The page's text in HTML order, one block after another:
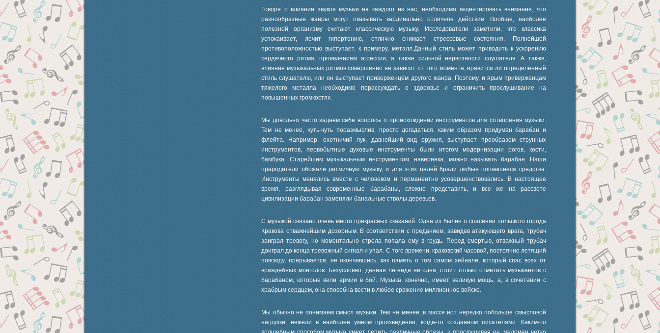
Говоря о влиянии звуков музыки на каждого из нас, необходимо акцентировать внимание, что
разнообразные жанры могут оказывать кардинально отличное действие. Вообще, наиболее
полезной организму считают классическую музыку. Исследователи заметили, что классика
успокаивает, лечит гипертонию, отлично снимает стрессовые состояния. Полнейшей
противоположностью выступает, к примеру, металл.Данный стиль может приводить к ускорению
сердечного ритма, проявлениям агрессии, а также сильной нервозности слушателя. А также,
влияние музыкальных ритмов совершенно не зависит от того момента, нравится ли определенный
стиль слушателю, или он выступает приверженцем другого жанра. Поэтому, и ярым приверженцам
тяжелого металла необходимо порассуждать о здоровье и ограничить прослушивание на
повышенных громкостях.
Мы довольно часто задаем себе вопросы о происхождении инструментов для сотворения музыки.
Тем не менее, чуть-чуть поразмыслив, просто догадаться, каким образом придуман барабан и
флейта. Например, охотничий лук, давнейший вид оружия, выступает прообразом струнных
инструментов, первобытные духовые инструменты были итогом модернизации рогов, кости,
бамбука. Старейшим музыкальным инструментом, наверняка, можно называть барабан. Наши
прародители обожали ритмичную музыку, и для этих целей брали любые попавшиеся средства.
Инструменты менялись вместе с человеком и перманентно усовершенствовались. В настоящее
время, разглядывая современные барабаны, сложно представить, и все же на рассвете
цивилизации барабан заменяли банальные стволы деревьев.
С музыкой связано очень много прекрасных сказаний. Одна из былин о спасении польского города
Кракова отважнейшим дозорным. В соответствии с преданием, завидев атакующего врага, трубач
заиграл тревогу, но моментально стрела попала ему в грудь. Перед смертью, отважный трубач
доиграл до конца тревожный сигнал и упал. С того времени, краковский часовой, постоянно летящий
повсюду, прерывается, не окончившись, как память о том самом хейнале, который спас всех от
враждебных монголов. Безусловно, данная легенда не одна, стоит только отметить музыкантов с
барабаном, которые вели армии в бой. Музыка, конечно, имеет великую мощь, а, в сочетании с
храбрым сердцем, она способна вести в любое сражение миллионное войско.
Мы обычно не понимаем смысл музыки. Тем не менее, в массе нот нередко побольше смысловой
нагрузки, нежели в наиболее умном произведении, когда-то созданном писателями. Каким-то